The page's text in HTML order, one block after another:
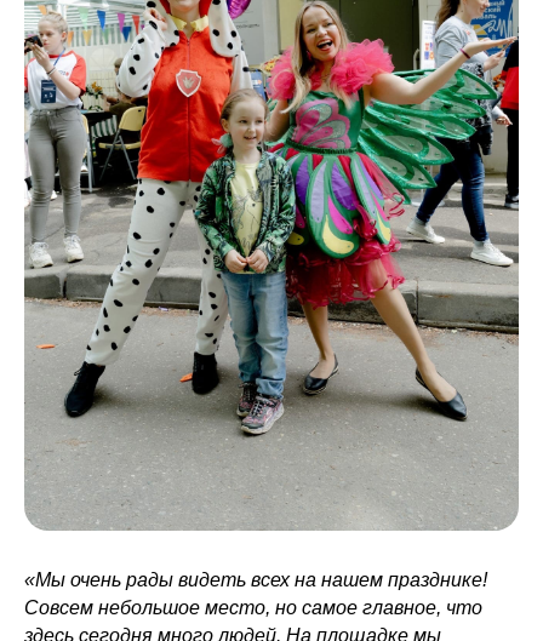
«Мы очень рады видеть всех на нашем празднике!
Совсем небольшое место, но самое главное, что
здесь сегодня много людей. На площадке мы